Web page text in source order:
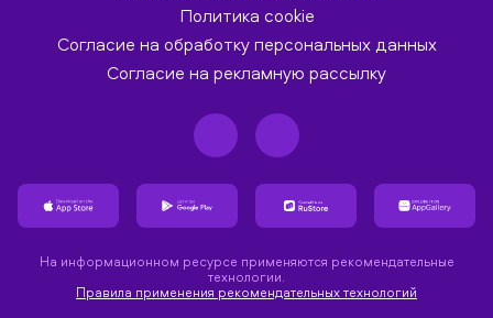
Политика cookie
Согласие на обработку персональных данных
Согласие на рекламную рассылку
На информационном ресурсе применяются рекомендательные
технологии.
Правила применения рекомендательных технологий